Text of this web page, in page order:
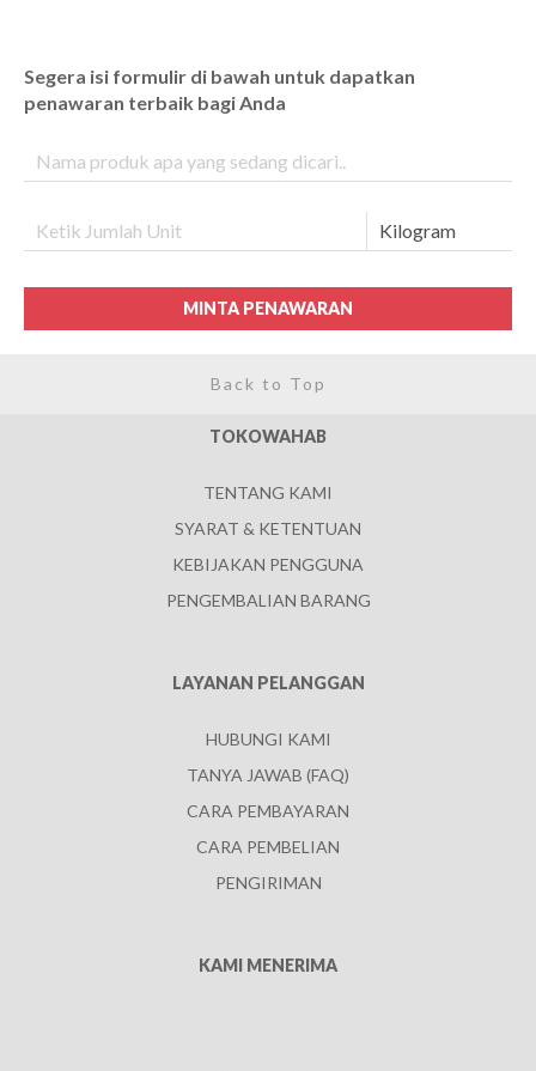
Segera isi formulir di bawah untuk dapatkan
penawaran terbaik bagi Anda
MINTA PENAWARAN
Back to Top
TOKOWAHAB
TENTANG KAMI
SYARAT & KETENTUAN
KEBIJAKAN PENGGUNA
PENGEMBALIAN BARANG
LAYANAN PELANGGAN
HUBUNGI KAMI
TANYA JAWAB (FAQ)
CARA PEMBAYARAN
CARA PEMBELIAN
PENGIRIMAN
KAMI MENERIMA